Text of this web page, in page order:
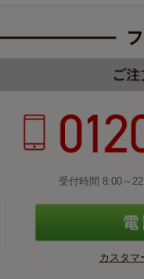
受付時間 8:00～
カスタマ